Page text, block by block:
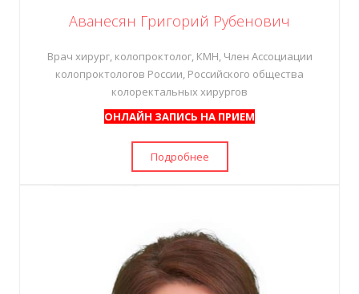
Аванесян Григорий Рубенович
Врач хирург, колопроктолог, КМН, Член Ассоциации
колопроктологов России, Российского общества
колоректальных хирургов
ОНЛАЙН ЗАПИСЬ НА ПРИЕМ
Подробнее